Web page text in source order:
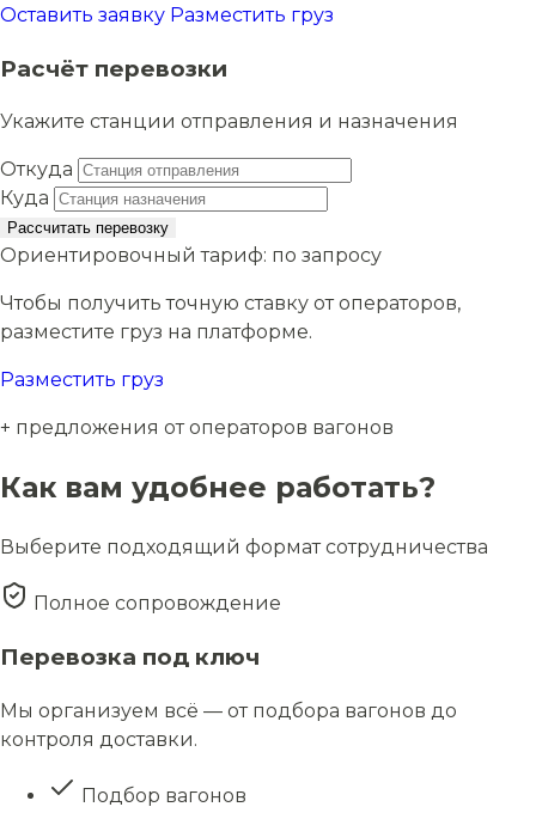
Оставить заявку Разместить груз
Расчёт перевозки
Укажите станции отправления и назначения
Откуда
Куда
Рассчитать перевозку
Ориентировочный тариф: по запросу
Чтобы получить точную ставку от операторов,
разместите груз на платформе.
Разместить груз
+ предложения от операторов вагонов
Как вам удобнее работать?
Выберите подходящий формат сотрудничества
Полное сопровождение
Перевозка под ключ
Мы организуем всё — от подбора вагонов до
контроля доставки.
Подбор вагонов